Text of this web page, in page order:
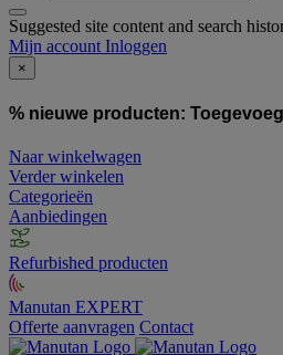
Suggested site content and search
Mijn account Inloggen
×
% nieuwe producten:
Naar winkelwagen
Verder winkelen
Categorieën
Aanbiedingen
Refurbished producten
Manutan EXPERT
Offerte aanvragen Contact